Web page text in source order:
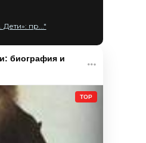
пр..."
биография и
TOP